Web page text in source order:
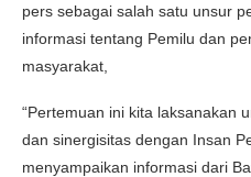
pers sebagai salah satu unsur
informasi tentang Pemilu dan
masyarakat,
“Pertemuan ini kita laksanakan
dan sinergisitas dengan Insan
menyampaikan informasi dari